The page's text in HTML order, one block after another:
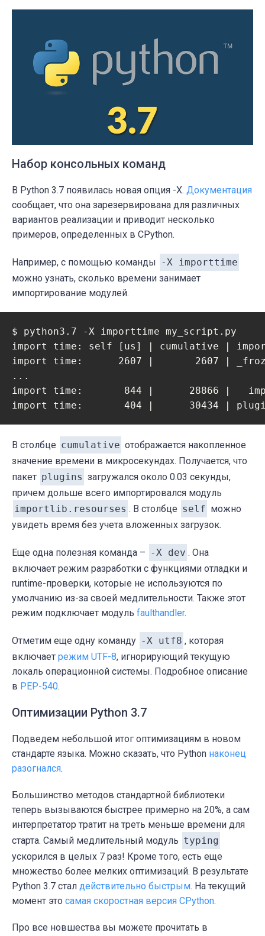
Набор консольных команд
В Python 3.7 появилась новая опция -X. Документация
сообщает, что она зарезервирована для различных
вариантов реализации и приводит несколько
примеров, определенных в CPython.
Например, с помощью команды -X importtime
можно узнать, сколько времени занимает
импортирование модулей.
$ python3.7 -X importtime my_script.py
import time: self [us] | cumulative |
import time:      2607 |       2607 |
...
import time:       844 |      28866 |
import time:       404 |      30434 |
В столбце cumulative отображается накопленное
значение времени в микросекундах. Получается, что
пакет plugins загружался около 0.03 секунды,
причем дольше всего импортировался модуль
importlib.resourses . В столбце self можно
увидеть время без учета вложенных загрузок.
Еще одна полезная команда – -X dev . Она
включает режим разработки с функциями отладки и
runtime-проверки, которые не используются по
умолчанию из-за своей медлительности. Также этот
режим подключает модуль faulthandler.
Отметим еще одну команду -X utf8 , которая
включает режим UTF-8, игнорирующий текущую
локаль операционной системы. Подробное описание
в PEP-540.
Оптимизации Python 3.7
Подведем небольшой итог оптимизациям в новом
стандарте языка. Можно сказать, что Python наконец
разогнался.
Большинство методов стандартной библиотеки
теперь вызываются быстрее примерно на 20%, а сам
интерпретатор тратит на треть меньше времени для
старта. Самый медлительный модуль typing
ускорился в целых 7 раз! Кроме того, есть еще
множество более мелких оптимизаций. В результате
Python 3.7 стал действительно быстрым. На текущий
момент это самая скоростная версия CPython.
Про все новшества вы можете прочитать в